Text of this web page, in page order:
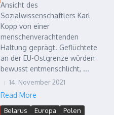
Ansicht des
Sozialwissenschaftlers Karl
Kopp von einer
menschenverachtenden
Haltung geprägt. Geflüchtete
an der EU-Ostgrenze würden
bewusst entmenschlicht, ...
14. November 2021
Read More
Belarus Europa Polen